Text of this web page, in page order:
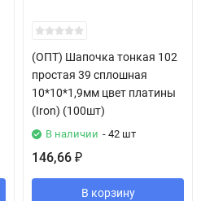
(ОПТ) Шапочка тонкая 102
простая 39 сплошная
10*10*1,9мм цвет платины
(Iron) (100шт)
В наличии - 42 шт
146,66 ₽
В корзину